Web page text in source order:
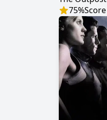
75%Score